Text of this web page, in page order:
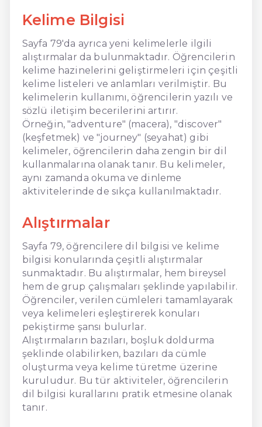
Kelime Bilgisi
Sayfa 79'da ayrıca yeni kelimelerle ilgili
alıştırmalar da bulunmaktadır. Öğrencilerin
kelime hazinelerini geliştirmeleri için çeşitli
kelime listeleri ve anlamları verilmiştir. Bu
kelimelerin kullanımı, öğrencilerin yazılı ve
sözlü iletişim becerilerini artırır.
Örneğin, "adventure" (macera), "discover"
(keşfetmek) ve "journey" (seyahat) gibi
kelimeler, öğrencilerin daha zengin bir dil
kullanmalarına olanak tanır. Bu kelimeler,
aynı zamanda okuma ve dinleme
aktivitelerinde de sıkça kullanılmaktadır.
Alıştırmalar
Sayfa 79, öğrencilere dil bilgisi ve kelime
bilgisi konularında çeşitli alıştırmalar
sunmaktadır. Bu alıştırmalar, hem bireysel
hem de grup çalışmaları şeklinde yapılabilir.
Öğrenciler, verilen cümleleri tamamlayarak
veya kelimeleri eşleştirerek konuları
pekiştirme şansı bulurlar.
Alıştırmaların bazıları, boşluk doldurma
şeklinde olabilirken, bazıları da cümle
oluşturma veya kelime türetme üzerine
kuruludur. Bu tür aktiviteler, öğrencilerin
dil bilgisi kurallarını pratik etmesine olanak
tanır.